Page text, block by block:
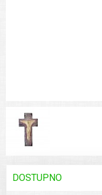
DOSTUPNO